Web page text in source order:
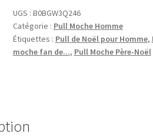
UGS : B0BGW3Q246
Catégorie : Pull Moche Homme
Étiquettes : Pull de Noël pour Homme,
moche fan de..., Pull Moche Père-Noël